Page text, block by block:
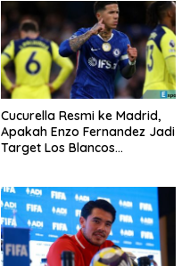
Cucurella Resmi ke Madrid,
Apakah Enzo Fernandez Jadi
Target Los Blancos